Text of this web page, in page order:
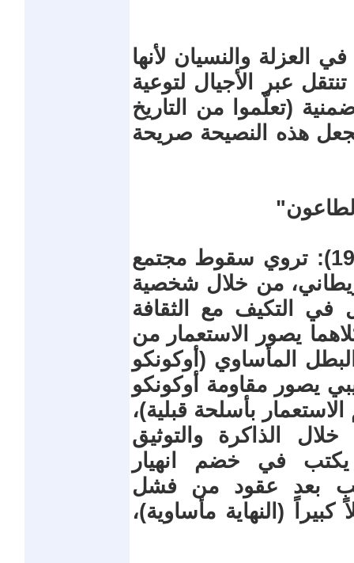
العزلة والنسيان لأنها
عبر الأجيال لتوعية
(تعلّموا من التاريخ
هذه النصيحة صريحة
"الأشياء تتداعى" لتشينوا أتشيبي (1958): تروي سقوط مجتمع
من خلال شخصية
في التكيف مع الثقافة
يصور الاستعمار من
المأساوي (أوكونكو
يصور مقاومة أوكونكو
بأسلحة قبلية)،
الذاكرة والتوثيق
يكتب في خضم انهيار
تكتب بعد عقود من فشل
(النهاية مأساوية)،